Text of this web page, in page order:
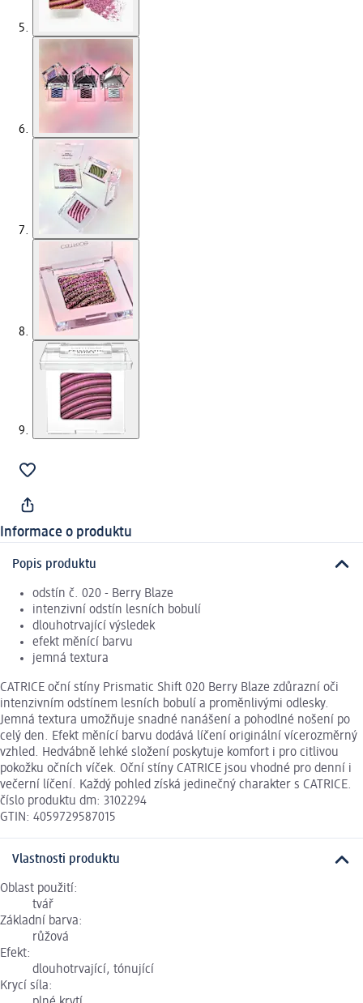
Informace o produktu
Popis produktu
odstín č. 020 - Berry Blaze
intenzivní odstín lesních bobulí
dlouhotrvající výsledek
efekt měnící barvu
jemná textura
CATRICE oční stíny Prismatic Shift 020 Berry Blaze zdůrazní oči
intenzivním odstínem lesních bobulí a proměnlivými odlesky.
Jemná textura umožňuje snadné nanášení a pohodlné nošení po
celý den. Efekt měnící barvu dodává líčení originální vícerozměrný
vzhled. Hedvábně lehké složení poskytuje komfort i pro citlivou
pokožku očních víček. Oční stíny CATRICE jsou vhodné pro denní i
večerní líčení. Každý pohled získá jedinečný charakter s CATRICE.
číslo produktu dm: 3102294
GTIN: 4059729587015
Vlastnosti produktu
Oblast použití:
tvář
Základní barva:
růžová
Efekt:
dlouhotrvající, tónující
Krycí síla: